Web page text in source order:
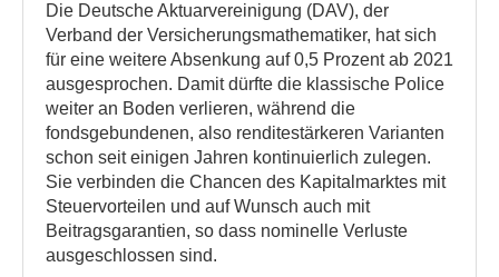
Die Deutsche Aktuarvereinigung (DAV), der
Verband der Versicherungsmathematiker, hat sich
für eine weitere Absenkung auf 0,5 Prozent ab 2021
ausgesprochen. Damit dürfte die klassische Police
weiter an Boden verlieren, während die
fondsgebundenen, also renditestärkeren Varianten
schon seit einigen Jahren kontinuierlich zulegen.
Sie verbinden die Chancen des Kapitalmarktes mit
Steuervorteilen und auf Wunsch auch mit
Beitragsgarantien, so dass nominelle Verluste
ausgeschlossen sind.